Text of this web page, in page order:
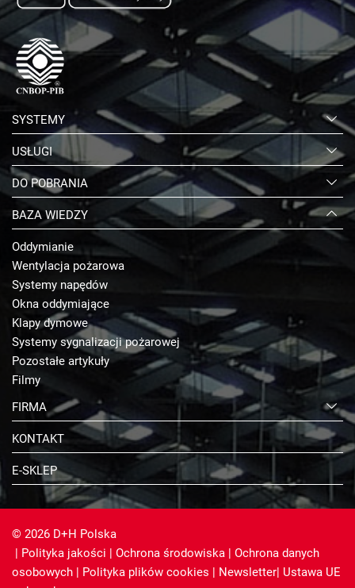
SYSTEMY
USŁUGI
DO POBRANIA
BAZA WIEDZY
Oddymianie
Wentylacja pożarowa
Systemy napędów
Okna oddymiające
Klapy dymowe
Systemy sygnalizacji pożarowej
Pozostałe artykuły
Filmy
FIRMA
KONTAKT
E-SKLEP
© 2026 D+H Polska
| Polityka jakości | Ochrona środowiska | Ochrona danych
osobowych | Polityka plików cookies | Newsletter| Ustawa UE